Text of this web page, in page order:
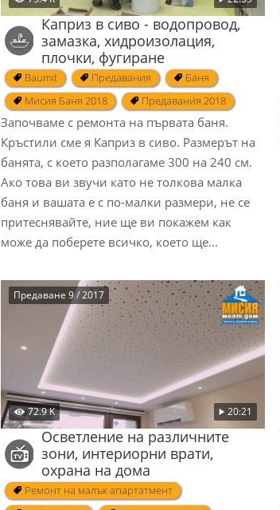
Каприз в сиво - водопровод,
замазка, хидроизолация,
плочки, фугиране
Baumit Предавания
Баня
Мисия Баня 2018
Предавания 2018
Започваме с ремонта на първата баня.
Кръстили сме я Каприз в сиво. Размерът на
банята, с което разполагаме 300 на 240 см.
Ако това ви звучи като не толкова малка
баня и вашата е с по-малки размери, не се
притеснявайте, ние ще ви покажем как
може да поберете всичко, което ще...
72.9 K 20:21
Предаване 9 / 2017
Осветление на различните
зони, интериорни врати,
охрана на дома
Ремонт на малък апартатмент